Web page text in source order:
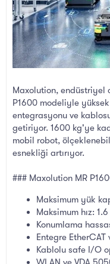
Maxolution, endüstriyel
P1600 modeliyle
entegrasyonu ve
getiriyor. 1600 kg'ye
mobil robot,
esnekliği artırıyor.
### Maxolution MR
Maksimum yük
Maksimum hız:
Konumlama
Entegre
Kablolu safe I/O